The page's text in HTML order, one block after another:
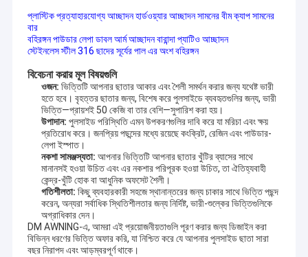
প্লাস্টিক প্রত্যাহারযোগ্য আচ্ছাদন হার্ডওয়্যার আচ্ছাদন সামনের বীম ক্যাপ সামনের
বার
বহিরঙ্গন পাউডার লেপা ডাবল আর্ম আচ্ছাদন বারান্দা প্যাটিও আচ্ছাদন
স্টেইনলেস স্টীল 316 ছাদের সূর্যের পাল এর অংশ বহিরঙ্গন
বিবেচনা করার মূল বিষয়গুলি
ওজন: ভিত্তিটি আপনার ছাতার আকার এবং শৈলী সমর্থন করার জন্য যথেষ্ট ভারী
হতে হবে। বৃহত্তর ছাতার জন্য, বিশেষ করে পুলসাইডে ব্যবহৃতগুলির জন্য, ভারী
ভিত্তি—প্রায়শই 50 কেজি বা তার বেশি—সুপারিশ করা হয়।
উপাদান: পুলসাইড পরিস্থিতি এমন উপকরণগুলির দাবি করে যা মরিচা এবং ক্ষয়
প্রতিরোধ করে। জনপ্রিয় পছন্দের মধ্যে রয়েছে কংক্রিট, রেজিন এবং পাউডার-
লেপা ইস্পাত।
নকশা সামঞ্জস্যতা: আপনার ভিত্তিটি আপনার ছাতার খুঁটির ব্যাসের সাথে
মানানসই হওয়া উচিত এবং এর নকশার পরিপূরক হওয়া উচিত, তা ঐতিহ্যবাহী
কেন্দ্র-খুঁটি হোক বা আধুনিক অফসেট শৈলী।
গতিশীলতা: কিছু ব্যবহারকারী সহজে স্থানান্তরের জন্য চাকার সাথে ভিত্তি পছন্দ
করেন, অন্যরা সর্বাধিক স্থিতিশীলতার জন্য নির্দিষ্ট, ভারী-শুল্কের ভিত্তিগুলিকে
অগ্রাধিকার দেন।
DM AWNING-এ, আমরা এই প্রয়োজনীয়তাগুলি পূরণ করার জন্য ডিজাইন করা
বিভিন্ন ধরণের ভিত্তি অফার করি, যা নিশ্চিত করে যে আপনার পুলসাইড ছাতা সারা
বছর নিরাপদ এবং আড়ম্বরপূর্ণ থাকে।